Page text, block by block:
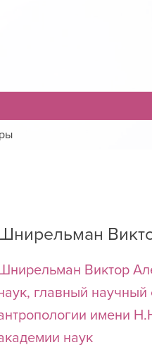
Виктор
главный научный
имени
наук